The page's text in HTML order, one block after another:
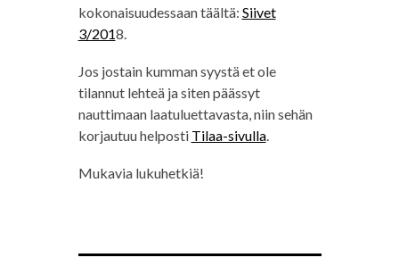
kokonaisuudessaan täältä: Siivet
3/2018.
Jos jostain kumman syystä et ole
tilannut lehteä ja siten päässyt
nauttimaan laatuluettavasta, niin sehän
korjautuu helposti Tilaa-sivulla.
Mukavia lukuhetkiä!